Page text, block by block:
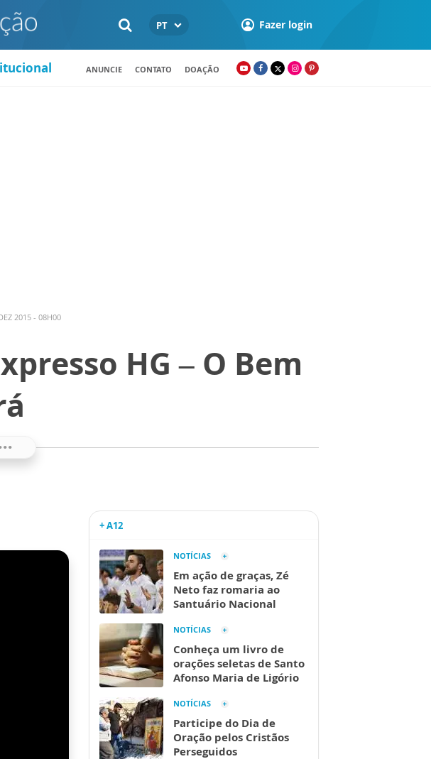
PT Fazer login
ANUNCIE CONTATO DOAÇÃO
2015 - 08H00
HG – O Bem
+ A12
NOTÍCIAS
Em ação de graças, Zé
Neto faz romaria ao
Santuário Nacional
NOTÍCIAS
Conheça um livro de
orações seletas de Santo
Afonso Maria de Ligório
NOTÍCIAS
Participe do Dia de
Oração pelos Cristãos
Perseguidos